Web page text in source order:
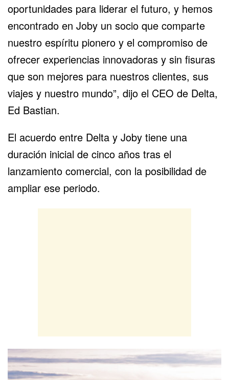
oportunidades para liderar el futuro, y hemos
encontrado en Joby un socio que comparte
nuestro espíritu pionero y el compromiso de
ofrecer experiencias innovadoras y sin fisuras
que son mejores para nuestros clientes, sus
viajes y nuestro mundo”, dijo el CEO de Delta,
Ed Bastian.
El acuerdo entre Delta y Joby tiene una
duración inicial de cinco años tras el
lanzamiento comercial, con la posibilidad de
ampliar ese periodo.